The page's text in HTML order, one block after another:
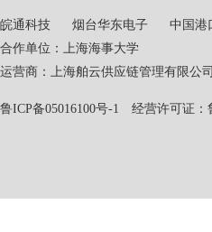
皖通科技 烟台华东电子 中国港
合作单位：上海海事大学
运营商：上海舶云供应链管理
鲁ICP备05016100号-1 经营许可证：